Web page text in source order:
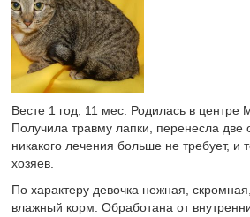
Весте 1 год, 11 мес. Родилась в
Получила травму лапки, перенесла
никакого лечения больше не требует,
хозяев.
По характеру девочка нежная,
влажный корм. Обработана от